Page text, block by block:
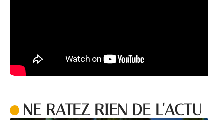
NE RATEZ RIEN DE L'ACTU